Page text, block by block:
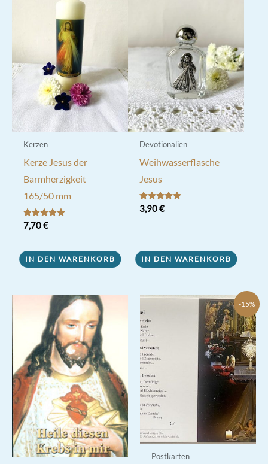
Optionen
können
Produktseite
gewählt
werden
Kerzen
Kerze Jesus der
Barmherzigkeit
165/50 mm
Bewertet mit
5.00
7,70€
IN DEN WARENKORB
Devotionalien
Weihwasserflasche
Jesus
Bewertet mit
5.00
3,90€
IN DEN WARENKORB
-15%
Postkarten